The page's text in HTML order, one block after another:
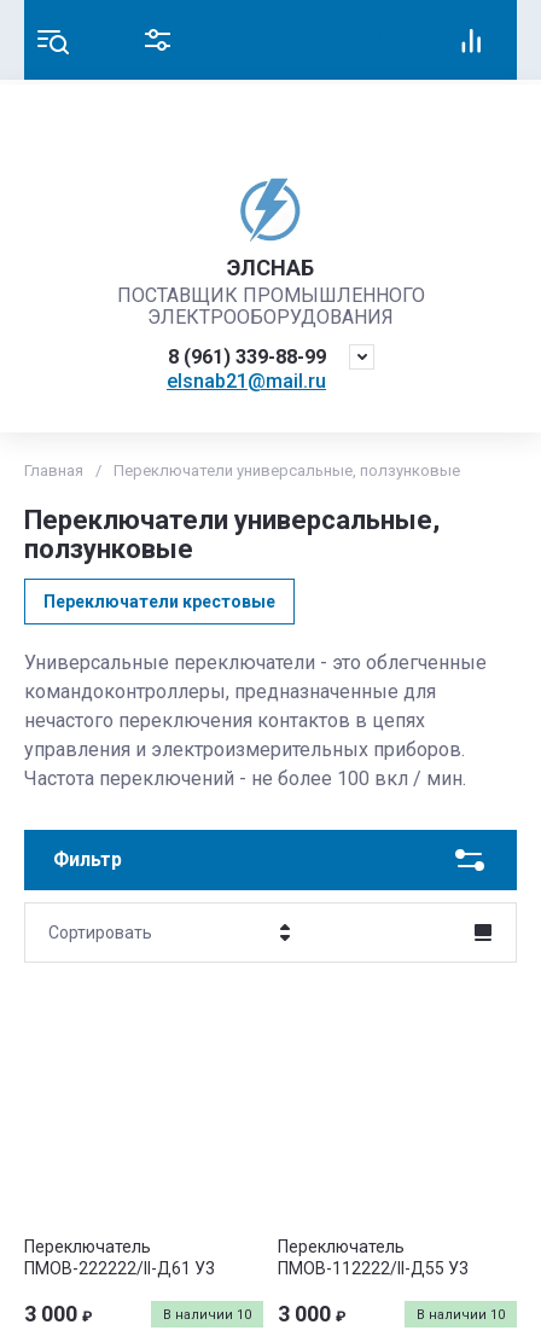
ЭЛСНАБ
ПОСТАВЩИК ПРОМЫШЛЕННОГО
ЭЛЕКТРООБОРУДОВАНИЯ
8 (961) 339-88-99
elsnab21@mail.ru
Главная / Переключатели универсальные, ползунковые
Переключатели универсальные,
ползунковые
Переключатели крестовые
Универсальные переключатели - это облегченные
командоконтроллеры, предназначенные для
нечастого переключения контактов в цепях
управления и электроизмерительных приборов.
Частота переключений - не более 100 вкл / мин.
Фильтр
Сортировать
Переключатель
ПМОВ-222222/II-Д61 У3
В наличии 10
3 000 ₽
Переключатель
ПМОВ-112222/II-Д55 У3
В наличии 10
3 000 ₽